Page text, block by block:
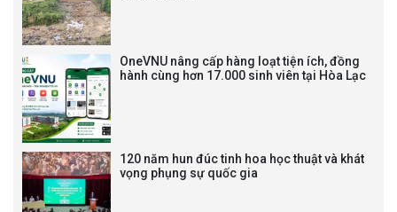
OneVNU nâng cấp hàng loạt tiện ích, đồng
hành cùng hơn 17.000 sinh viên tại Hòa Lạc
120 năm hun đúc tinh hoa học thuật và khát
vọng phụng sự quốc gia